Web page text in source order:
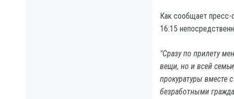
Как сообщает пресс-
16:15
"Сразу по прилету
вещи, но и всей
прокуратуры вместе
безработными